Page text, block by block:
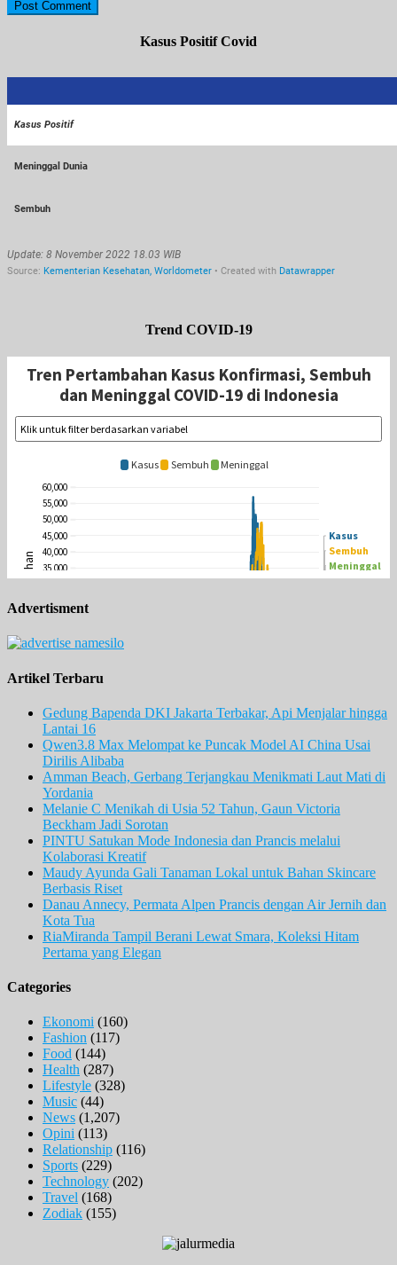
Kasus Positif Covid
Trend COVID-19
Advertisment
Artikel Terbaru
Gedung Bapenda DKI Jakarta Terbakar, Api Menjalar hingga
Lantai 16
Qwen3.8 Max Melompat ke Puncak Model AI China Usai
Dirilis Alibaba
Amman Beach, Gerbang Terjangkau Menikmati Laut Mati di
Yordania
Melanie C Menikah di Usia 52 Tahun, Gaun Victoria
Beckham Jadi Sorotan
PINTU Satukan Mode Indonesia dan Prancis melalui
Kolaborasi Kreatif
Maudy Ayunda Gali Tanaman Lokal untuk Bahan Skincare
Berbasis Riset
Danau Annecy, Permata Alpen Prancis dengan Air Jernih dan
Kota Tua
RiaMiranda Tampil Berani Lewat Smara, Koleksi Hitam
Pertama yang Elegan
Categories
Ekonomi (160)
Fashion (117)
Food (144)
Health (287)
Lifestyle (328)
Music (44)
News (1,207)
Opini (113)
Relationship (116)
Sports (229)
Technology (202)
Travel (168)
Zodiak (155)